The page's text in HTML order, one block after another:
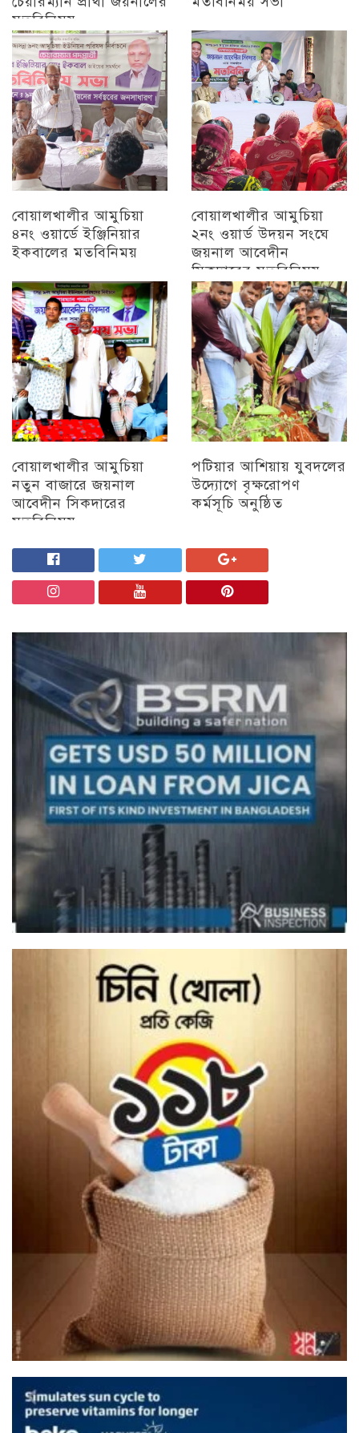
মতবিনিময়
চট্টগ্রাম
চট্টগ্রাম
বোয়ালখালীর আমুচিয়া
৪নং ওয়ার্ডে ইঞ্জিনিয়ার
ইকবালের মতবিনিময়
চট্টগ্রাম
বোয়ালখালীর আমুচিয়া
২নং ওয়ার্ড উদয়ন সংঘে
জয়নাল আবেদীন
সিকদারের মতবিনিময়
অন্যান্য
বোয়ালখালীর আমুচিয়া
নতুন বাজারে জয়নাল
আবেদীন সিকদারের
মতবিনিময়
চট্টগ্রাম
পটিয়ার আশিয়ায় যুবদলের
উদ্যোগে বৃক্ষরোপণ
কর্মসূচি অনুষ্ঠিত